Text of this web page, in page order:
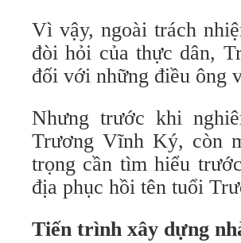
Vì vậy, ngoài trách
đòi hỏi của thực dân,
đối với những điều ông
Nhưng trước khi
Trương Vĩnh Ký, còn
trọng cần tìm hiểu
địa phục hồi tên tuổi
Tiến trình xây dựng